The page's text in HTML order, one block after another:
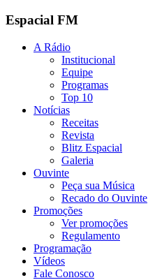
Espacial FM
A Rádio
Institucional
Equipe
Programas
Top 10
Notícias
Receitas
Revista
Blitz Espacial
Galeria
Ouvinte
Peça sua Música
Recado do Ouvinte
Promoções
Ver promoções
Regulamento
Programação
Vídeos
Fale Conosco